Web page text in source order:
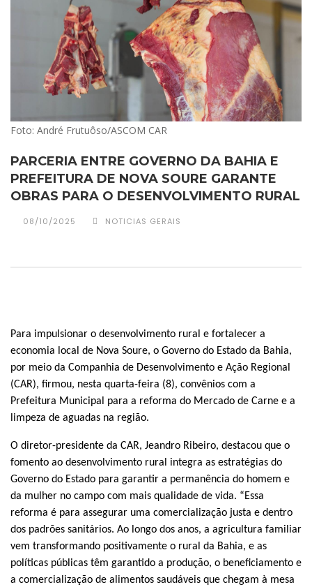
Foto: André Frutuôso/ASCOM CAR
PARCERIA ENTRE GOVERNO DA BAHIA E
PREFEITURA DE NOVA SOURE GARANTE
OBRAS PARA O DESENVOLVIMENTO RURAL
08/10/2025 NOTICIAS GERAIS
Para impulsionar o desenvolvimento rural e fortalecer a
economia local de Nova Soure, o Governo do Estado da Bahia,
por meio da Companhia de Desenvolvimento e Ação Regional
(CAR), firmou, nesta quarta-feira (8), convênios com a
Prefeitura Municipal para a reforma do Mercado de Carne e a
limpeza de aguadas na região.
O diretor-presidente da CAR, Jeandro Ribeiro, destacou que o
fomento ao desenvolvimento rural integra as estratégias do
Governo do Estado para garantir a permanência do homem e
da mulher no campo com mais qualidade de vida. “Essa
reforma é para assegurar uma comercialização justa e dentro
dos padrões sanitários. Ao longo dos anos, a agricultura familiar
vem transformando positivamente o rural da Bahia, e as
políticas públicas têm garantido a produção, o beneficiamento e
a comercialização de alimentos saudáveis que chegam à mesa